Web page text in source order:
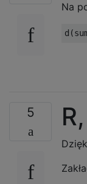
Na
5 R,